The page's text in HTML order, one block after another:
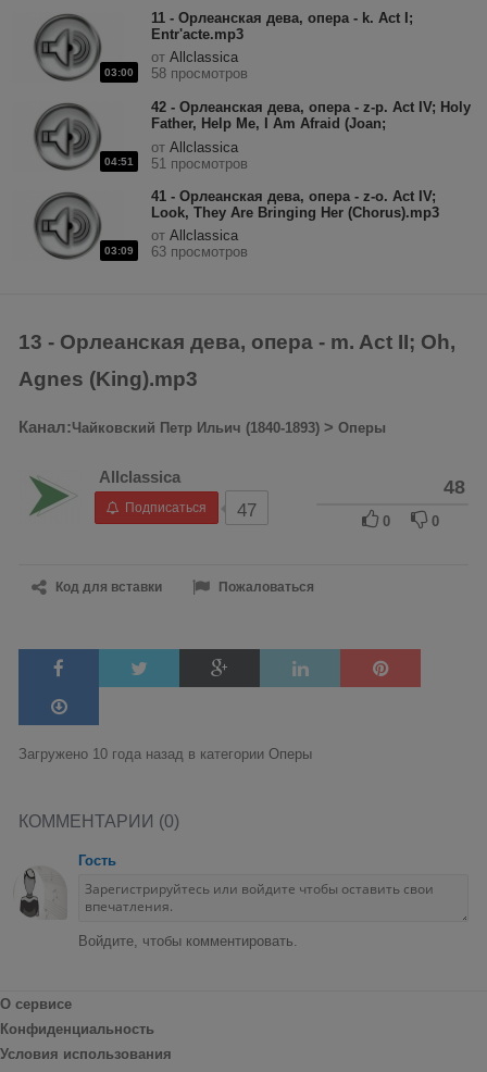
03:00
11 - Орлеанская дева, опера - k. Act I;
Entr'acte.mp3
от Allclassica
58 просмотров
04:51
42 - Орлеанская дева, опера - z-p. Act IV; Holy
Father, Help Me, I Am Afraid (Joan;
Chorus).mp3
от Allclassica
51 просмотров
03:09
41 - Орлеанская дева, опера - z-o. Act IV;
Look, They Are Bringing Her (Chorus).mp3
от Allclassica
63 просмотров
13 - Орлеанская дева, опера - m. Act II; Oh,
Agnes (King).mp3
Канал:Чайковский Петр Ильич (1840-1893) > Оперы
Allclassica
Подписаться 47
48
0 0
Код для вставки Пожаловаться
Загружено 10 года назад в категории Оперы
КОММЕНТАРИИ (0)
Гость
Войдите, чтобы комментировать.
О сервисе
Конфиденциальность
Условия использования